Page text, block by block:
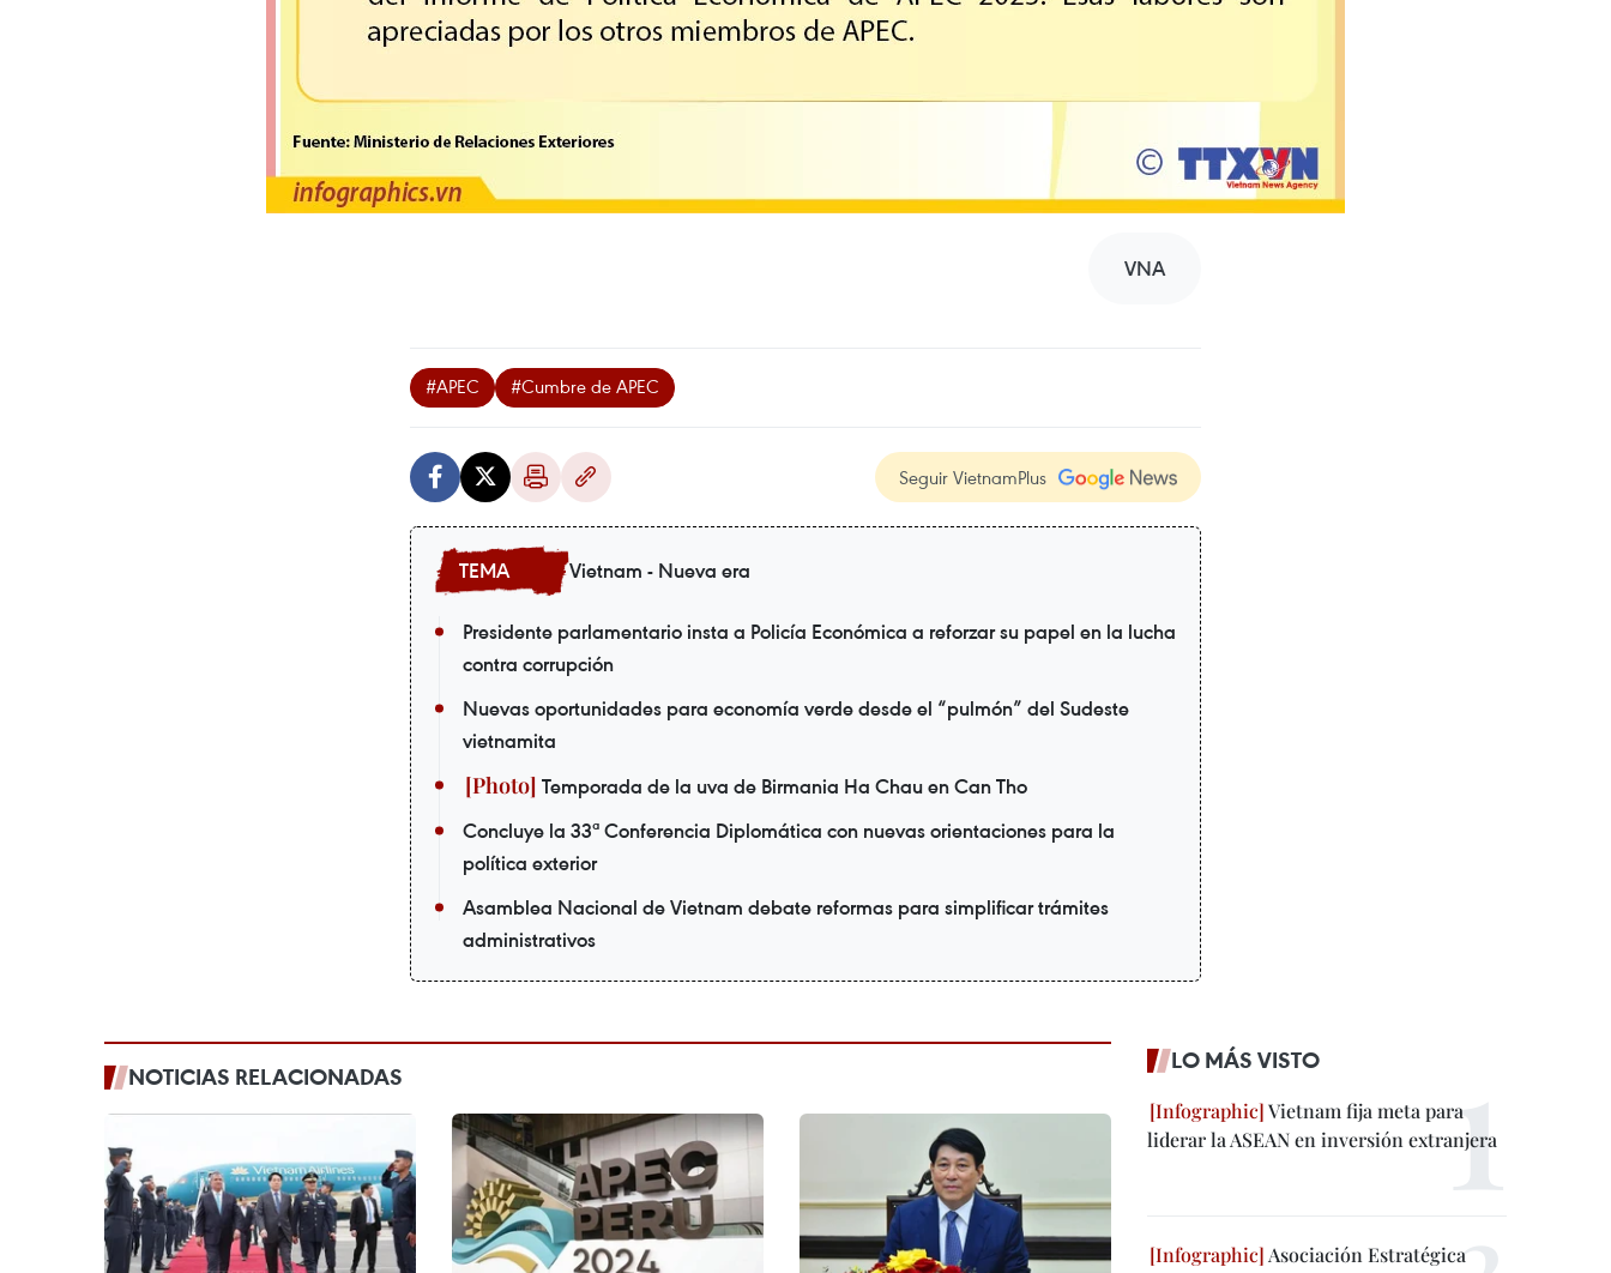
VNA
#APEC #Cumbre de APEC
Seguir VietnamPlus
Vietnam - Nueva era
Presidente parlamentario insta a Policía Económica a reforzar su papel en la lucha
contra corrupción
Nuevas oportunidades para economía verde desde el “pulmón” del Sudeste
vietnamita
Temporada de la uva de Birmania Ha Chau en Can Tho
Concluye la 33ª Conferencia Diplomática con nuevas orientaciones para la
política exterior
Asamblea Nacional de Vietnam debate reformas para simplificar trámites
administrativos
NOTICIAS RELACIONADAS
LO MÁS VISTO
Vietnam fija meta para
liderar la ASEAN en inversión extranjera
Asociación Estratégica